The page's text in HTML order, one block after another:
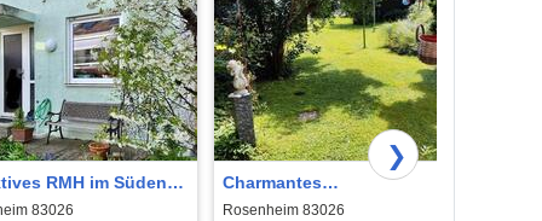
RMH im Süden
Happing,
83026
Charmantes
Reihenmittelhaus in
Rosenheim 83026
❯